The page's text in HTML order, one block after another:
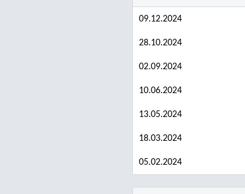
09.12.2024
28.10.2024
02.09.2024
10.06.2024
13.05.2024
18.03.2024
05.02.2024